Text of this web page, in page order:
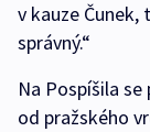
v kauze
správný.“
Na Pospíšila
od pražského